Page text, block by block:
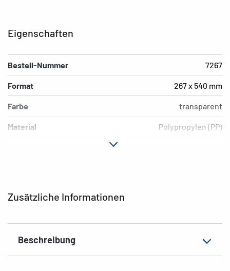
Zusätzliche Informationen
Beschreibung
Eigenschaften
Bestell-Nummer 7267
Format 267 x 540 mm
Farbe transparent
Material Polypropylen (PP)